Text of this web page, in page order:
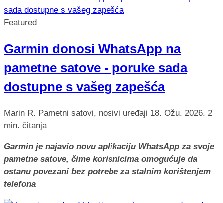
Featured
Garmin donosi WhatsApp na
pametne satove - poruke sada
dostupne s vašeg zapešća
Marin R. Pametni satovi, nosivi uređaji 18. Ožu. 2026. 2
min. čitanja
Garmin je najavio novu aplikaciju WhatsApp za svoje
pametne satove, čime korisnicima omogućuje da
ostanu povezani bez potrebe za stalnim korištenjem
telefona